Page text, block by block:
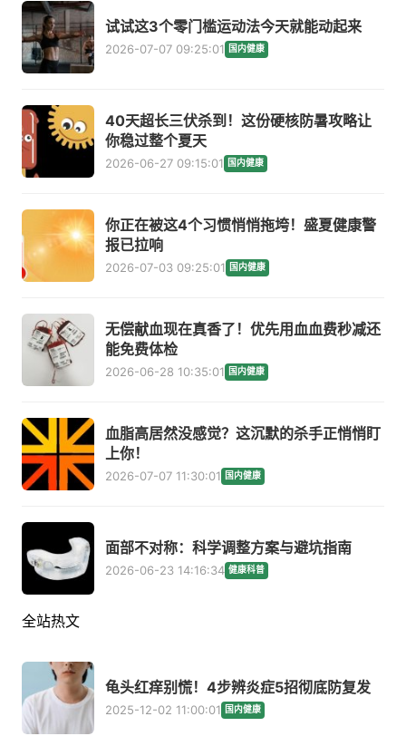
试试这3个零门槛运动法今天就能动起来
2026-07-07 09:25:01 国内健康
40天超长三伏杀到！这份硬核防暑攻略让
你稳过整个夏天
2026-06-27 09:15:01 国内健康
你正在被这4个习惯悄悄拖垮！盛夏健康警
报已拉响
2026-07-03 09:25:01 国内健康
无偿献血现在真香了！优先用血血费秒减还
能免费体检
2026-06-28 10:35:01 国内健康
血脂高居然没感觉？这沉默的杀手正悄悄盯
上你！
2026-07-07 11:30:01 国内健康
面部不对称：科学调整方案与避坑指南
2026-06-23 14:16:34 健康科普
全站热文
龟头红痒别慌！4步辨炎症5招彻底防复发
2025-12-02 11:00:01 国内健康